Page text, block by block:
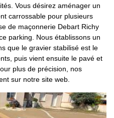
Vous désirez aménager un
carrossable pour plusieurs
de maçonnerie Debart Richy
parking. Nous établissons un
que le gravier stabilisé est le
puis vient ensuite le pavé et
plus de précision, nos
sur notre site web.